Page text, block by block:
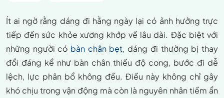
Ít ai ngờ rằng dáng đi hằng ngày lại có ảnh hưởng trực
tiếp đến sức khỏe xương khớp về lâu dài. Đặc biệt với
những người có bàn chân bẹt, dáng đi thường bị thay
đổi đáng kể như bàn chân thiếu độ cong, bước đi dễ
lệch, lực phân bổ không đều. Điều này không chỉ gây
khó chịu trong vận động mà còn là nguyên nhân tiềm ẩn